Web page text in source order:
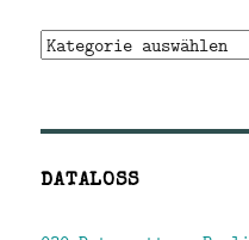
Kategorien
DATALOSS